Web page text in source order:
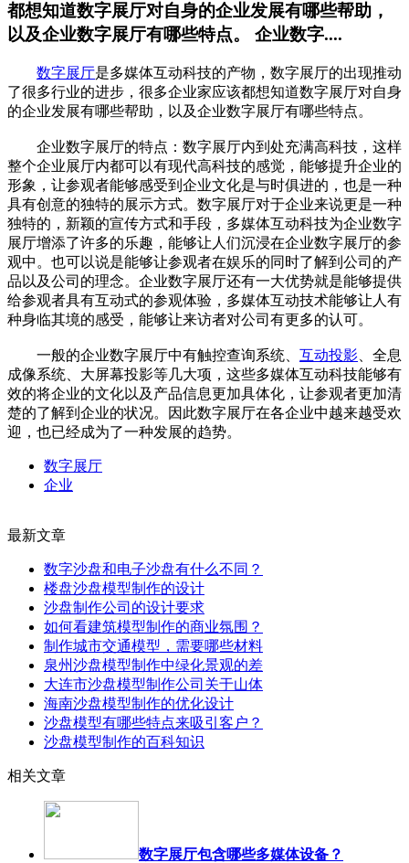
都想知道数字展厅对自身的企业发展有哪些帮助，
以及企业数字展厅有哪些特点。 企业数字....
数字展厅是多媒体互动科技的产物，数字展厅的出现推动
了很多行业的进步，很多企业家应该都想知道数字展厅对自身
的企业发展有哪些帮助，以及企业数字展厅有哪些特点。
企业数字展厅的特点：数字展厅内到处充满高科技，这样
整个企业展厅内都可以有现代高科技的感觉，能够提升企业的
形象，让参观者能够感受到企业文化是与时俱进的，也是一种
具有创意的独特的展示方式。数字展厅对于企业来说更是一种
独特的，新颖的宣传方式和手段，多媒体互动科技为企业数字
展厅增添了许多的乐趣，能够让人们沉浸在企业数字展厅的参
观中。也可以说是能够让参观者在娱乐的同时了解到公司的产
品以及公司的理念。企业数字展厅还有一大优势就是能够提供
给参观者具有互动式的参观体验，多媒体互动技术能够让人有
种身临其境的感受，能够让来访者对公司有更多的认可。
一般的企业数字展厅中有触控查询系统、 互动投影 、全息
成像系统、大屏幕投影等几大项，这些多媒体互动科技能够有
效的将企业的文化以及产品信息更加具体化，让参观者更加清
楚的了解到企业的状况。因此数字展厅在各企业中越来越受欢
迎，也已经成为了一种发展的趋势。
数字展厅
企业
最新文章
数字沙盘和电子沙盘有什么不同？
楼盘沙盘模型制作的设计
沙盘制作公司的设计要求
如何看建筑模型制作的商业氛围？
制作城市交通模型，需要哪些材料
泉州沙盘模型制作中绿化景观的差
大连市沙盘模型制作公司关于山体
海南沙盘模型制作的优化设计
沙盘模型有哪些特点来吸引客户？
沙盘模型制作的百科知识
相关文章
数字展厅包含哪些多媒体设备？